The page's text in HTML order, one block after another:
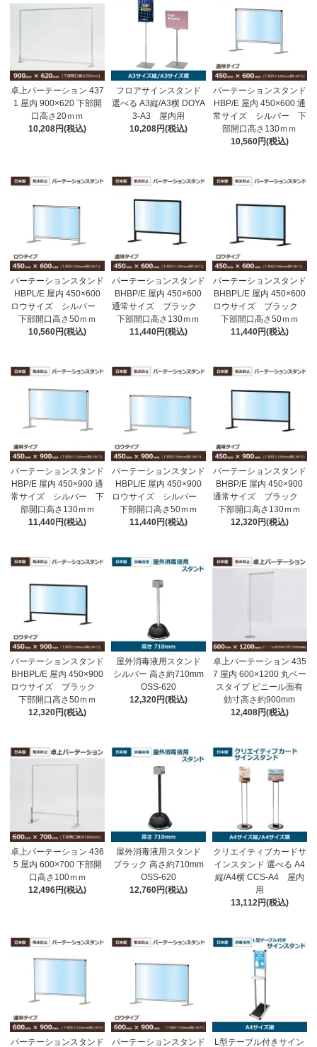
卓上パーテーション 437
1 屋内 900×620 下部開
口高さ20ｍｍ
10,208円(税込)
フロアサインスタンド
選べる A3縦/A3横 DOYA
3-A3 屋内用
10,208円(税込)
パーテーションスタンド
HBP/E 屋内 450×600 通
常サイズ シルバー 下
部開口高さ130ｍｍ
10,560円(税込)
パーテーションスタンド
HBPL/E 屋内 450×600
ロウサイズ シルバー
下部開口高さ50ｍｍ
10,560円(税込)
パーテーションスタンド
BHBP/E 屋内 450×600
通常サイズ ブラック
下部開口高さ130ｍｍ
11,440円(税込)
パーテーションスタンド
BHBPL/E 屋内 450×600
ロウサイズ ブラック
下部開口高さ50ｍｍ
11,440円(税込)
パーテーションスタンド
HBP/E 屋内 450×900 通
常サイズ シルバー 下
部開口高さ130ｍｍ
11,440円(税込)
パーテーションスタンド
HBPL/E 屋内 450×900
ロウサイズ シルバー
下部開口高さ50ｍｍ
11,440円(税込)
パーテーションスタンド
BHBP/E 屋内 450×900
通常サイズ ブラック
下部開口高さ130ｍｍ
12,320円(税込)
パーテーションスタンド
BHBPL/E 屋内 450×900
ロウサイズ ブラック
下部開口高さ50ｍｍ
12,320円(税込)
屋外消毒液用スタンド
シルバー 高さ約710mm
OSS-620
12,320円(税込)
卓上パーテーション 435
7 屋内 600×1200 丸ベー
スタイプ ビニール面有
効寸高さ約900mm
12,408円(税込)
卓上パーテーション 436
5 屋内 600×700 下部開
口高さ100ｍｍ
12,496円(税込)
屋外消毒液用スタンド
ブラック 高さ約710mm
OSS-620
12,760円(税込)
クリエイティブカードサ
インスタンド 選べる A4
縦/A4横 CCS-A4 屋内
用
13,112円(税込)
パーテーションスタンド パーテーションスタンド L型テーブル付きサイン